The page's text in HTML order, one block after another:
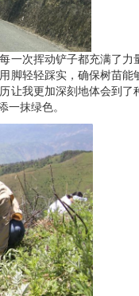
一次挥动铲子都充满了力
脚轻轻踩实，确保树苗能
让我更加深刻地体会到了
一抹绿色。